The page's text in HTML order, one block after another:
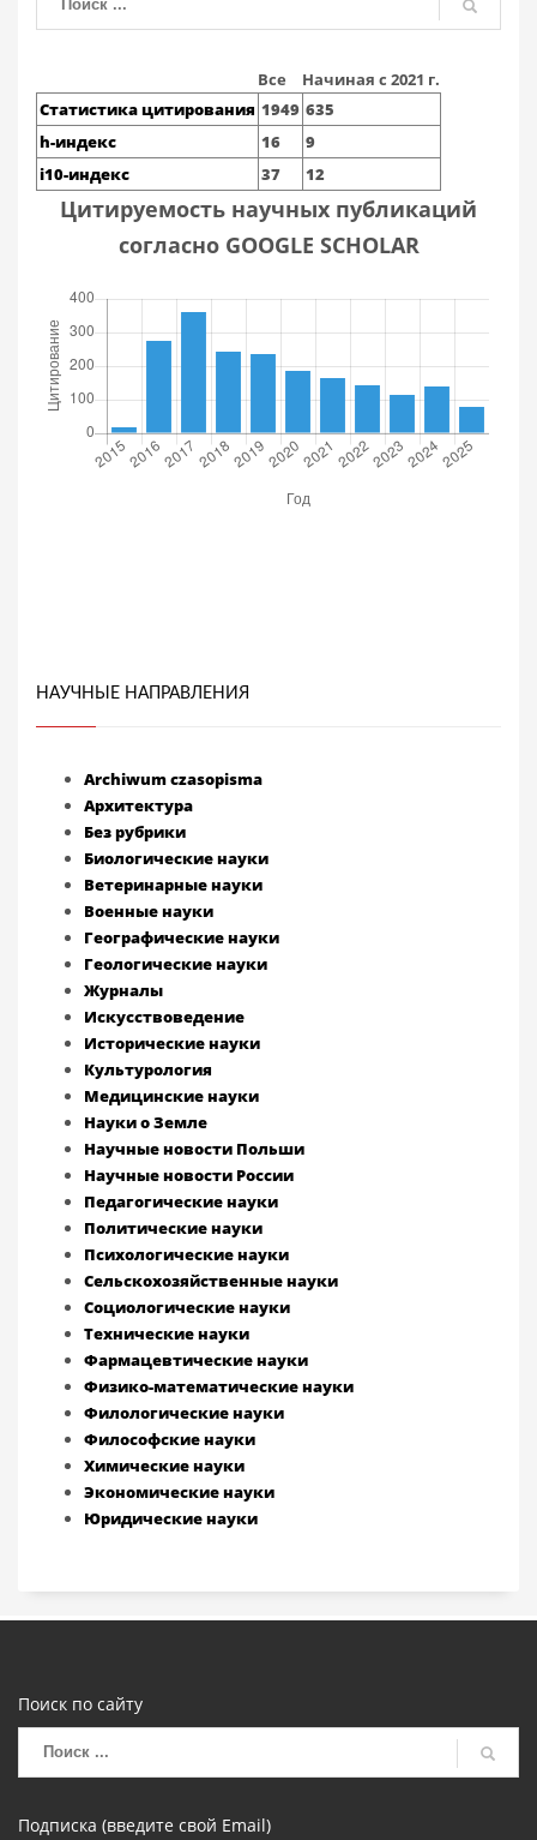
Все
Начиная с 2021 г.
Статистика цитирования 1949 635
h-индекс
16
9
i10-индекс
37 12
Цитируемость научных публикаций
согласно GOOGLE SCHOLAR
НАУЧНЫЕ НАПРАВЛЕНИЯ
Archiwum czasopisma
Архитектура
Без рубрики
Биологические науки
Ветеринарные науки
Военные науки
Географические науки
Геологические науки
Журналы
Искусствоведение
Исторические науки
Культурология
Медицинские науки
Науки о Земле
Научные новости Польши
Научные новости России
Педагогические науки
Политические науки
Психологические науки
Сельскохозяйственные науки
Социологические науки
Технические науки
Фармацевтические науки
Физико-математические науки
Филологические науки
Философские науки
Химические науки
Экономические науки
Юридические науки
Поиск по сайту
Подписка (введите свой Email)